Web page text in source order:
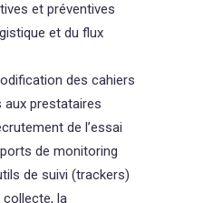
et préventives
et du flux
des cahiers
aux prestataires
de l’essai
de monitoring
de suivi (trackers)
collecte, la